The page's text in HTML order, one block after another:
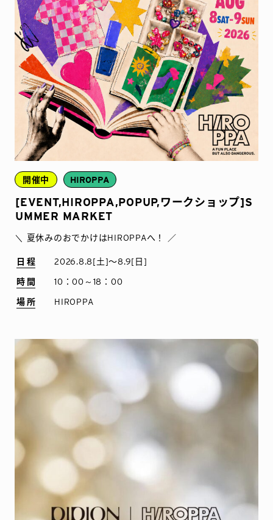
開催中 HIROPPA
[EVENT,HIROPPA,POPUP,ワークショップ]S
UMMER MARKET
＼ 夏休みのおでかけはHIROPPAへ！ ／
日程 2026.8.8[土]〜8.9[日]
時間 10：00～18：00
場所 HIROPPA